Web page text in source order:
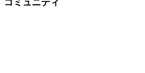
コミュニティ